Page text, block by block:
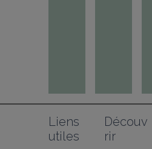
Liens
utiles
Découv
rir